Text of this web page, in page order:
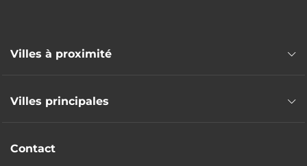
Villes à proximité
Monte escalier Chauvigny
Villes principales
Monte escalier Déols
Contact